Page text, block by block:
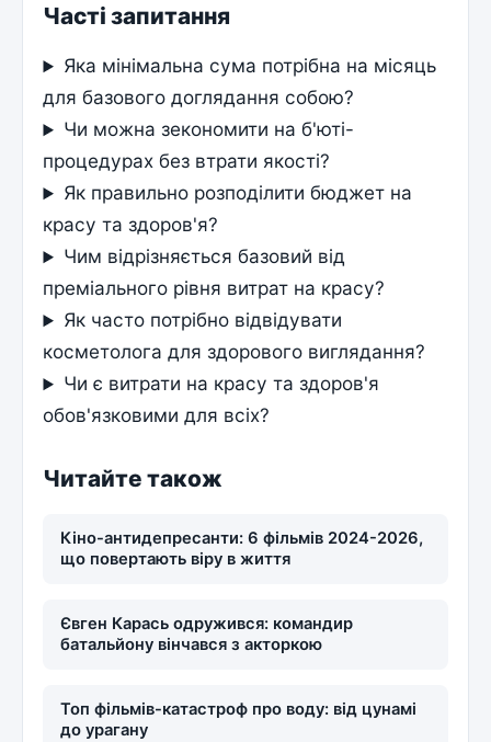
Часті запитання
Яка мінімальна сума потрібна на місяць
для базового доглядання собою?
Чи можна зекономити на б'юті-
процедурах без втрати якості?
Як правильно розподілити бюджет на
красу та здоров'я?
Чим відрізняється базовий від
преміального рівня витрат на красу?
Як часто потрібно відвідувати
косметолога для здорового виглядання?
Чи є витрати на красу та здоров'я
обов'язковими для всіх?
Читайте також
Кіно-антидепресанти: 6 фільмів 2024-2026,
що повертають віру в життя
Євген Карась одружився: командир
батальйону вінчався з акторкою
Топ фільмів-катастроф про воду: від цунамі
до урагану